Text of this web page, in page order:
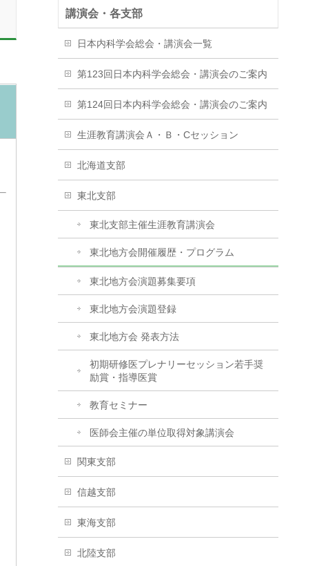
講演会・各支部
日本内科学会総会・講演会一覧
第123回日本内科学会総会・講演会のご案内
第124回日本内科学会総会・講演会のご案内
生涯教育講演会Ａ・Ｂ・Cセッション
北海道支部
東北支部
東北支部主催生涯教育講演会
東北地方会開催履歴・プログラム
東北地方会演題募集要項
東北地方会演題登録
東北地方会 発表方法
初期研修医プレナリーセッション若手奨
励賞・指導医賞
教育セミナー
医師会主催の単位取得対象講演会
関東支部
信越支部
東海支部
北陸支部